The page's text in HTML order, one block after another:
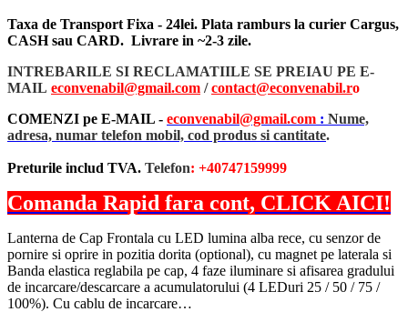
Taxa de Transport Fixa - 24lei. Plata ramburs la curier Cargus,
CASH sau CARD. Livrare in ~2-3 zile.
INTREBARILE SI RECLAMATIILE SE PREIAU PE E-
MAIL econvenabil@gmail.com /contact@econvenabil.ro
COMENZI pe E-MAIL - econvenabil@gmail.com : Nume,
adresa, numar telefon mobil, cod produs si cantitate.
Preturile includ TVA. Telefon: +40747159999
Comanda Rapid fara cont, CLICK AICI!
Lanterna de Cap Frontala cu LED lumina alba rece, cu senzor de
pornire si oprire in pozitia dorita (optional), cu magnet pe laterala si
Banda elastica reglabila pe cap, 4 faze iluminare si afisarea gradului
de incarcare/descarcare a acumulatorului (4 LEDuri 25 / 50 / 75 /
100%). Cu cablu de incarcare…